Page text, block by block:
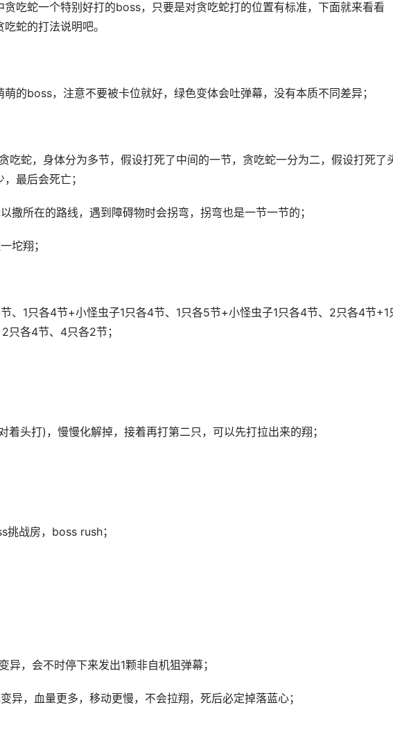
贪吃蛇一个特别好打的boss，只要是对贪吃蛇打的位置有标准，下面就来看看
蛇的打法说明吧。
的boss，注意不要被卡位就好，绿色变体会吐弹幕，没有本质不同差异；
吃蛇，身体分为多节，假设打死了中间的一节，贪吃蛇一分为二，假设打死了
最后会死亡；
撒所在的路线，遇到障碍物时会拐弯，拐弯也是一节一节的；
坨翔；
、1只各4节+小怪虫子1只各4节、1只各5节+小怪虫子1只各4节、2只各4节+1
各4节、4只各2节；
着头打)，慢慢化解掉，接着再打第二只，可以先打拉出来的翔；
挑战房，boss rush；
异，会不时停下来发出1颗非自机狙弹幕；
异，血量更多，移动更慢，不会拉翔，死后必定掉落蓝心；